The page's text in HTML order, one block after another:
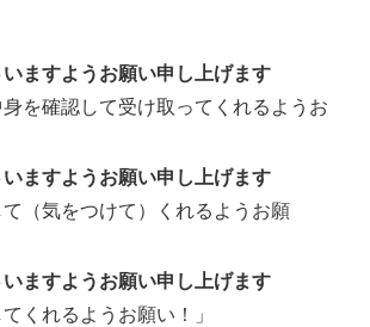
ますようお願い申し上げます
を確認して受け取ってくれるようお
ますようお願い申し上げます
（気をつけて）くれるようお願
ますようお願い申し上げます
くれるようお願い！」